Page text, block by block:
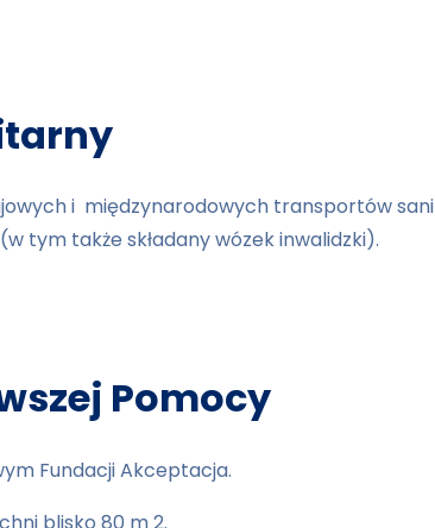
i międzynarodowych transportów
tym także składany wózek inwalidzki).
Pomocy
Fundacji Akceptacja.
blisko 80 m 2.